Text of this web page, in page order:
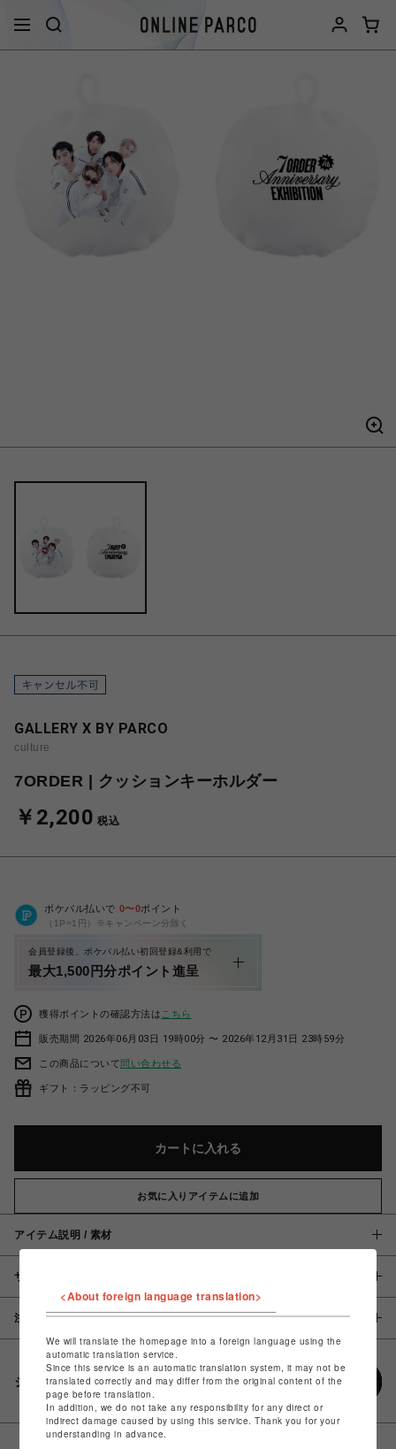
GALLERY X BY PARCO
culture
7ORDER | クッションキーホルダー
￥2,200 税込
ポケパル払いで 0〜0ポイント
（1P=1円）※キャンペーン分除く
会員登録後、ポケパル払い初回登録&利用で
最大1,500円分ポイント進呈
獲得ポイントの確認方法は こちら
販売期間 2026年06月03日 19時00分 〜 2026年12月31日 23時59分
この商品について問い合わせる
ギフト：ラッピング不可
カートに入れる
お気に入りアイテムに追加
アイテム説明 / 素材
サイズ
注意事項
シェアする
<About foreign language translation>
We will translate the homepage into a foreign language using the
automatic translation service.
Since this service is an automatic translation system, it may not be
translated correctly and may differ from the original content of the
page before translation.
In addition, we do not take any responsibility for any direct or
indirect damage caused by using this service. Thank you for your
understanding in advance.